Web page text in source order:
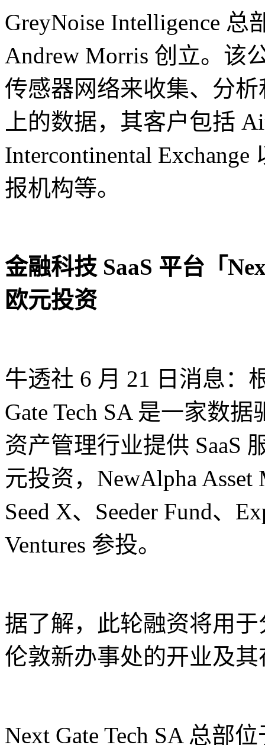
GreyNoise Intelligence
Andrew Morris 创立。该
传感器网络来收集、分
上的数据，其客户包括
Intercontinental
报机构等。
金融科技 SaaS 平台「
欧元投资
牛透社 6 月 21 日消息：
Gate Tech SA 是一家数
资产管理行业提供 SaaS
元投资，NewAlpha Asset
Seed X、Seeder Fund、
Ventures 参投。
据了解，此轮融资将用
伦敦新办事处的开业及
Next Gate Tech SA 总部